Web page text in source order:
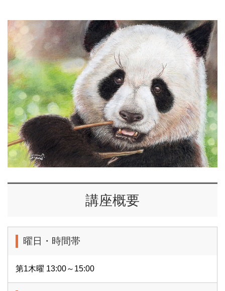
講座概要
曜日・時間帯
第1木曜 13:00～15:00